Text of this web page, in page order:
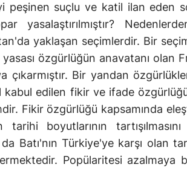
peşinen suçlu ve katil ilan eden
yasalaştırılmıştır?
yaklaşan seçimlerdir. Bir
yasası özgürlüğün anavatanı
çıkarmıştır. Bir yandan
kabul edilen fikir ve ifade
Fikir özgürlüğü kapsamında
tarihi boyutlarının
da Batı'nın Türkiye'ye karşı olan
Popülaritesi azalmaya